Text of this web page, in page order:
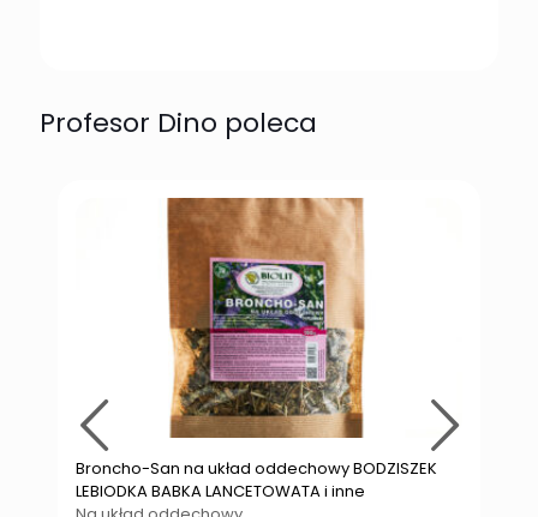
Profesor Dino poleca
Broncho-San na układ oddechowy BODZISZEK
LEBIODKA BABKA LANCETOWATA i inne